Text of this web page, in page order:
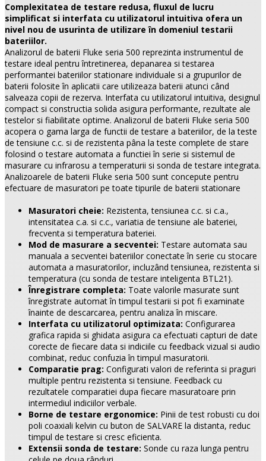
Complexitatea de testare redusa, fluxul de lucru
simplificat si interfata cu utilizatorul intuitiva ofera un
nivel nou de usurinta de utilizare în domeniul testarii
bateriilor.
Analizorul de baterii Fluke seria 500 reprezinta instrumentul de
testare ideal pentru întretinerea, depanarea si testarea
performantei bateriilor stationare individuale si a grupurilor de
baterii folosite în aplicatii care utilizeaza baterii atunci când
salveaza copii de rezerva. Interfata cu utilizatorul intuitiva, designul
compact si constructia solida asigura performante, rezultate ale
testelor si fiabilitate optime. Analizorul de baterii Fluke seria 500
acopera o gama larga de functii de testare a bateriilor, de la teste
de tensiune c.c. si de rezistenta pâna la teste complete de stare
folosind o testare automata a functiei în serie si sistemul de
masurare cu infrarosu a temperaturii si sonda de testare integrata.
Analizoarele de baterii Fluke seria 500 sunt concepute pentru
efectuare de masuratori pe toate tipurile de baterii stationare
Masuratori cheie: Rezistenta, tensiunea c.c. si c.a.,
intensitatea c.a. si c.c., variatia de tensiune ale bateriei,
frecventa si temperatura bateriei.
Mod de masurare a secventei: Testare automata sau
manuala a secventei bateriilor conectate în serie cu stocare
automata a masuratorilor, incluzând tensiunea, rezistenta si
temperatura (cu sonda de testare inteligenta BTL21).
Înregistrare completa: Toate valorile masurate sunt
înregistrate automat în timpul testarii si pot fi examinate
înainte de descarcarea, pentru analiza în miscare.
Interfata cu utilizatorul optimizata: Configurarea
grafica rapida si ghidata asigura ca efectuati capturi de date
corecte de fiecare data si indiciile cu feedback vizual si audio
combinat, reduc confuzia în timpul masuratorii.
Comparatie prag: Configurati valori de referinta si praguri
multiple pentru rezistenta si tensiune. Feedback cu
rezultatele comparatiei dupa fiecare masuratoare prin
intermediul indiciilor verbale.
Borne de testare ergonomice: Pinii de test robusti cu doi
poli coaxiali kelvin cu buton de SALVARE la distanta, reduc
timpul de testare si cresc eficienta.
Extensii sonda de testare: Sonde cu raza lunga pentru